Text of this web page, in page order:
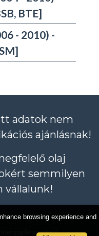
BTE]
- 2010) -
adatok nem
ajánlásnak!
olaj
semmilyen
vállalunk!
jog fenntartva!
browsing experience and